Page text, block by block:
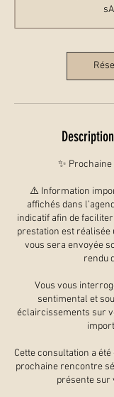
✨
⚠️ Information
affichés dans
indicatif afin de
prestation est
vous sera envoyée
rendu
Vous vous
sentimental et
éclaircissements sur
Cette consultation a
prochaine rencontre
présente sur